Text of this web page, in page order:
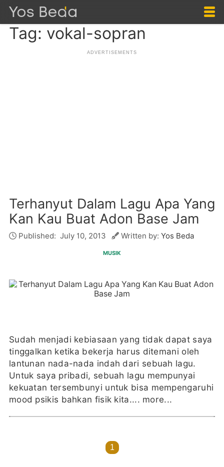
Tag: vokal-sopran
Terhanyut Dalam Lagu Apa Yang
Kan Kau Buat Adon Base Jam
Published: July 10, 2013 Written by: Yos Beda
MUSIK
Sudah menjadi kebiasaan yang tidak dapat saya
tinggalkan ketika bekerja harus ditemani oleh
lantunan nada-nada indah dari sebuah lagu.
Untuk saya pribadi, sebuah lagu mempunyai
kekuatan tersembunyi untuk bisa mempengaruhi
mood psikis bahkan fisik kita.... more...
1